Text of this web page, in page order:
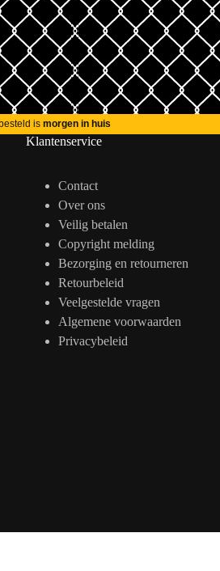
ismorgen in huis
Klantenservice
Contact
Over ons
Veilig betalen
Copyright melding
Bezorging en retourneren
Retourbeleid
Veelgestelde vragen
Algemene voorwaarden
Privacybeleid